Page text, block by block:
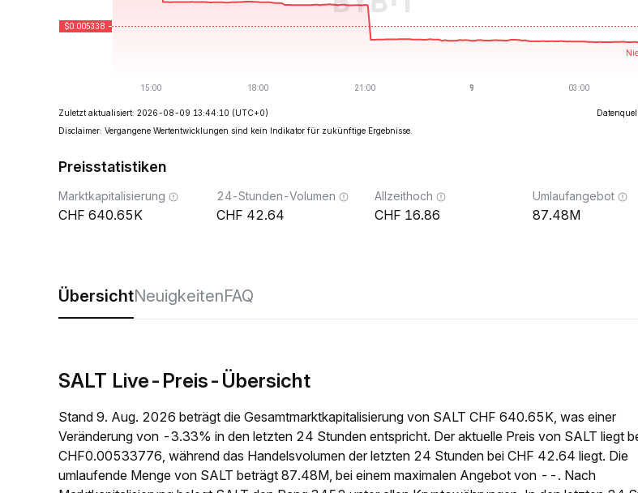
Zuletzt aktualisiert: 2026-08-09 13:44:10 (UTC+0)
Disclaimer: Vergangene Wertentwicklungen sind kein Indikator für zukünftige Ergebnisse.
Preisstatistiken
Marktkapitalisierung
640.65K
24-Stunden-Volumen
42.64
Allzeithoch
16.86
Umlaufangebot
87.48M
ÜbersichtNeuigkeitenFAQ
SALT Live-Preis-Übersicht
Stand 9. Aug. 2026 beträgt die Gesamtmarktkapitalisierung von SALT CHF 640.65K, was einer
Veränderung von -3.33% in den letzten 24 Stunden entspricht. Der aktuelle Preis von SALT liegt
CHF0.00533776, während das Handelsvolumen der letzten 24 Stunden bei CHF 42.64 liegt. Die
umlaufende Menge von SALT beträgt 87.48M, bei einem maximalen Angebot von --. Nach